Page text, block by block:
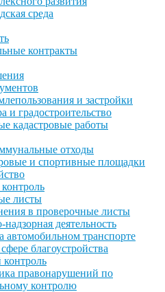
среда
контракты
и застройки
и градостроительство
кадастровые работы
отходы
и спортивные площадки
листы
в проверочные листы
деятельность
автомобильном транспорте
благоустройства
правонарушений по
контролю